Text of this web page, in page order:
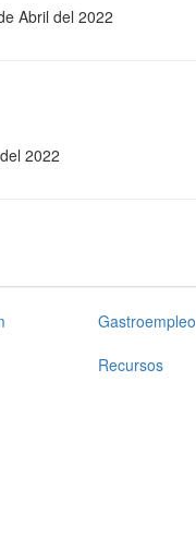
Abril del 2022
2022
Gastroempleo
Recursos